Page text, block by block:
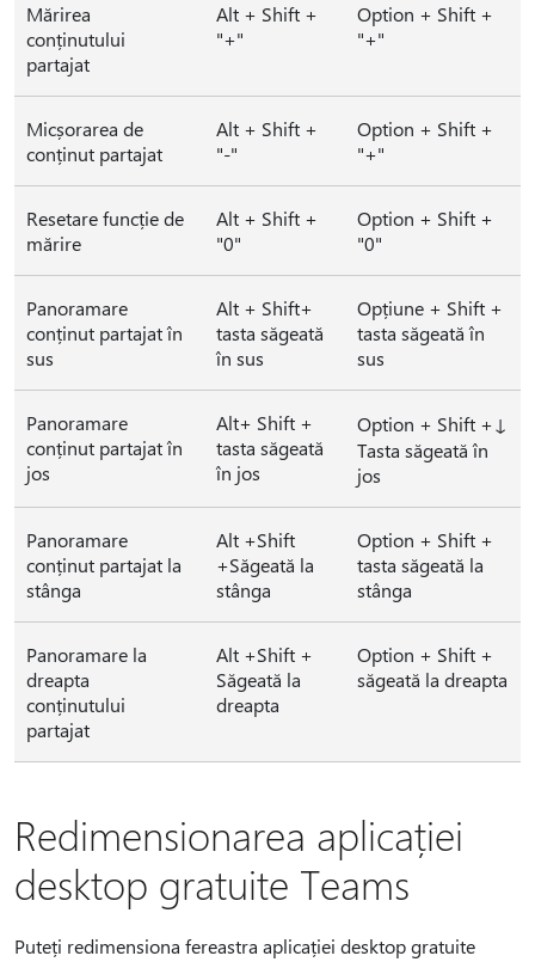
Mărirea
conținutului
partajat
Alt + Shift +
"+"
Option + Shift +
"+"
Micșorarea de
conținut partajat
Alt + Shift +
"-"
Option + Shift +
"+"
Resetare funcție de
mărire
Alt + Shift +
"0"
Option + Shift +
"0"
Panoramare
conținut partajat în
sus
Alt + Shift+
tasta săgeată
în sus
Opțiune + Shift +
tasta săgeată în
sus
Panoramare
conținut partajat în
jos
Alt+ Shift +
tasta săgeată
în jos
Option + Shift +↓
Tasta săgeată în
jos
Panoramare
conținut partajat la
stânga
Alt +Shift
+Săgeată la
stânga
Option + Shift +
tasta săgeată la
stânga
Panoramare la
dreapta
conținutului
partajat
Alt +Shift +
Săgeată la
dreapta
Option + Shift +
săgeată la dreapta
Redimensionarea aplicației
desktop gratuite Teams
Puteți redimensiona fereastra aplicației desktop gratuite